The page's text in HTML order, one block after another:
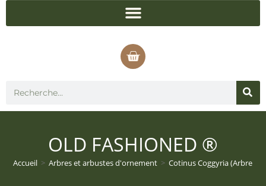
OLD FASHIONED ®
Accueil > Arbres et arbustes d'ornement > Cotinus Coggyria (Arbre à